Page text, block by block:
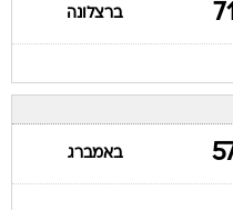
ברצלונה
באמברג